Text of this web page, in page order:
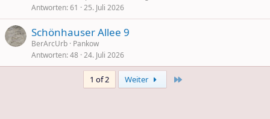
Antworten 61 25. Juli 2026
Schönhauser Allee 9
BerArcUrb Pankow
Antworten 48 24. Juli 2026
1 of 2 Weiter